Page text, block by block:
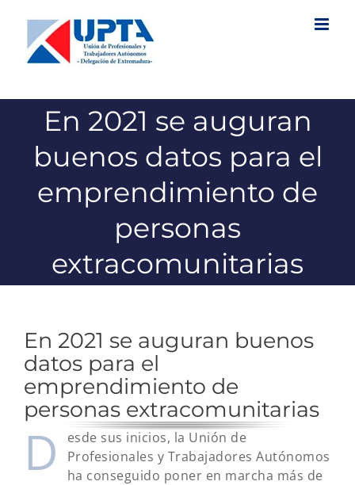
contenido
En 2021 se auguran
buenos datos para el
emprendimiento de
personas
extracomunitarias
En 2021 se auguran buenos
datos para el
emprendimiento de
personas extracomunitarias
D
esde sus inicios, la Unión de
Profesionales y Trabajadores Autónomos
ha conseguido poner en marcha más de